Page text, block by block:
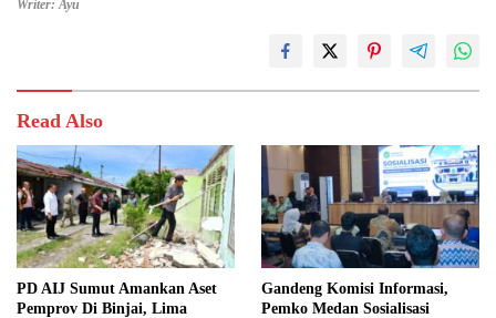
Writer: Ayu
Read Also
PD AIJ Sumut Amankan Aset
Pemprov Di Binjai, Lima
Gandeng Komisi Informasi,
Pemko Medan Sosialisasi